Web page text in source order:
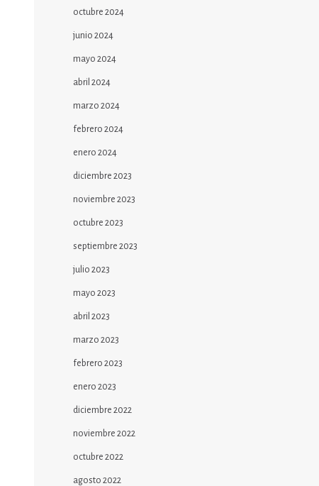
octubre 2024
junio 2024
mayo 2024
abril 2024
marzo 2024
febrero 2024
enero 2024
diciembre 2023
noviembre 2023
octubre 2023
septiembre 2023
julio 2023
mayo 2023
abril 2023
marzo 2023
febrero 2023
enero 2023
diciembre 2022
noviembre 2022
octubre 2022
agosto 2022